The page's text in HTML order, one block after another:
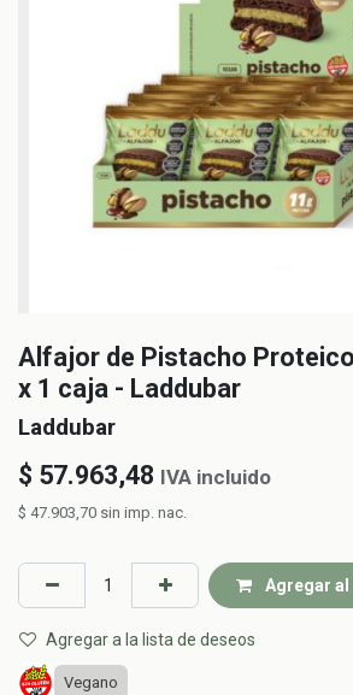
Alfajor de Pistacho
x 1 caja - Laddubar
Laddubar
$ 57.963,48 IVA incluido
$ 47.903,70 sin imp. nac.
Agregar
Agregar a la lista de deseos
Vegano